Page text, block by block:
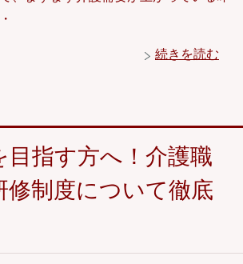
続きを読む
目指す方へ！介護職
修制度について徹底